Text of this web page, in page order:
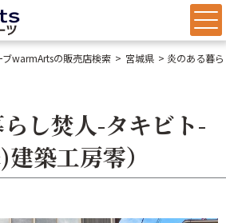
warmArtsの販売店検索 宮城県 炎のある暮
し焚人-タキビト-
建築工房零）